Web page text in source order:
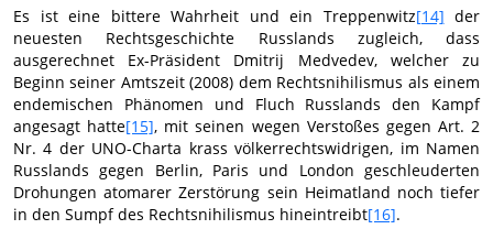
Es ist eine bittere Wahrheit und ein Treppenwitz[14] der
neuesten Rechtsgeschichte Russlands zugleich, dass
ausgerechnet Ex-Präsident Dmitrij Medvedev, welcher zu
Beginn seiner Amtszeit (2008) dem Rechtsnihilismus als einem
endemischen Phänomen und Fluch Russlands den Kampf
angesagt hatte[15], mit seinen wegen Verstoßes gegen Art. 2
Nr. 4 der UNO-Charta krass völkerrechtswidrigen, im Namen
Russlands gegen Berlin, Paris und London geschleuderten
Drohungen atomarer Zerstörung sein Heimatland noch tiefer
in den Sumpf des Rechtsnihilismus hineintreibt[16].